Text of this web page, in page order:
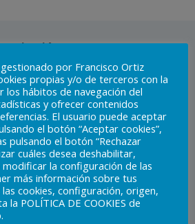
de respiración os explicamos
esta técnica, y además, en
se basa para demostrar
00:00
por Francisco Ortiz
propias y/o de terceros con la
los hábitos de navegación del
y ofrecer contenidos
El usuario puede aceptar
el botón “Aceptar cookies”,
pulsando el botón “Rechazar
cuáles desea deshabilitar,
la configuración de las
más información sobre tus
cookies, configuración, origen,
la POLÍTICA DE COOKIES de